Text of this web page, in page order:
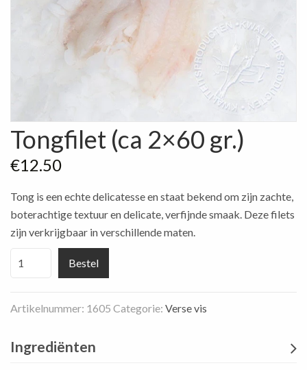
Tongfilet (ca 2×60 gr.)
€12.50
Tong is een echte delicatesse en staat bekend om zijn zachte,
boterachtige textuur en delicate, verfijnde smaak. Deze filets
zijn verkrijgbaar in verschillende maten.
gr.)
Bestel
Artikelnummer: 1605 Categorie: Verse vis
Ingrediënten